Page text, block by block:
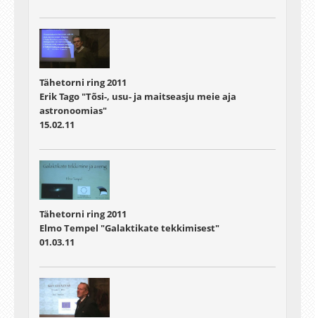
Tähetorni ring 2011
Erik Tago "Tõsi-, usu- ja maitseasju meie aja
astronoomias"
15.02.11
Tähetorni ring 2011
Elmo Tempel "Galaktikate tekkimisest"
01.03.11